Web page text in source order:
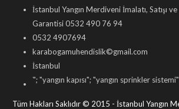
İstanbul Yangın Merdiveni İmalatı, Satışı
Garantisi 0532 490 76 94
0532 4907694
karabogamuhendislik©gmail.com
İstanbul
yangın kapısı"; "yangın sprinkler sistemi"; "
Tüm Hakları Saklıdır © 2015 - İstanbul Yangın